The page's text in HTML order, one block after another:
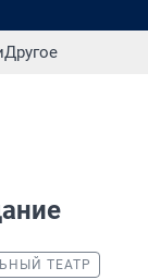
Другое
ТЕАТР